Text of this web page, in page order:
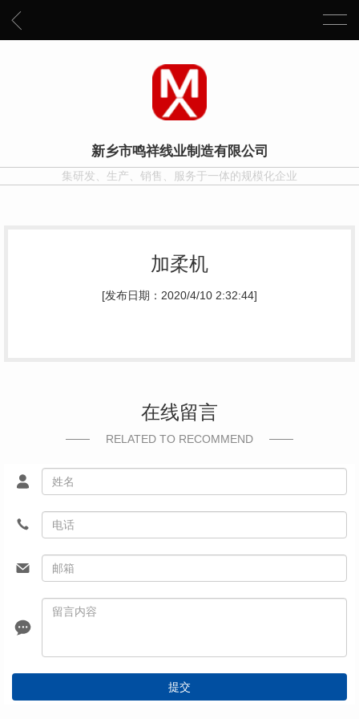
新乡市鸣祥线业制造有限公司
集研发、生产、销售、服务于一体的规模化企业
加柔机
[发布日期：2020/4/10 2:32:44]
在线留言
RELATED TO RECOMMEND
提交